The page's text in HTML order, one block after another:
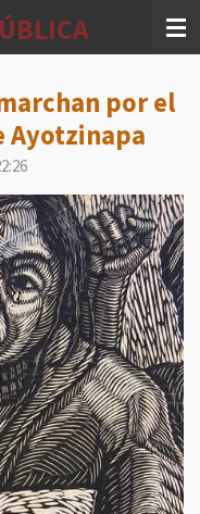
por el
Ayotzinapa